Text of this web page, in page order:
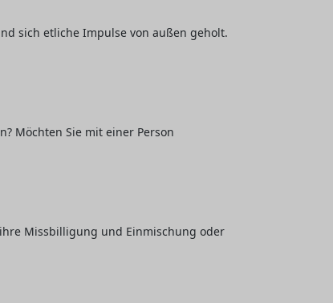
sich etliche Impulse von außen geholt.
Möchten Sie mit einer Person
Missbilligung und Einmischung oder